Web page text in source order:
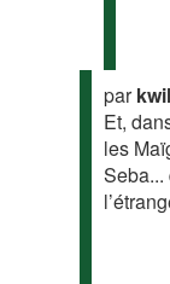
par
Et,
les